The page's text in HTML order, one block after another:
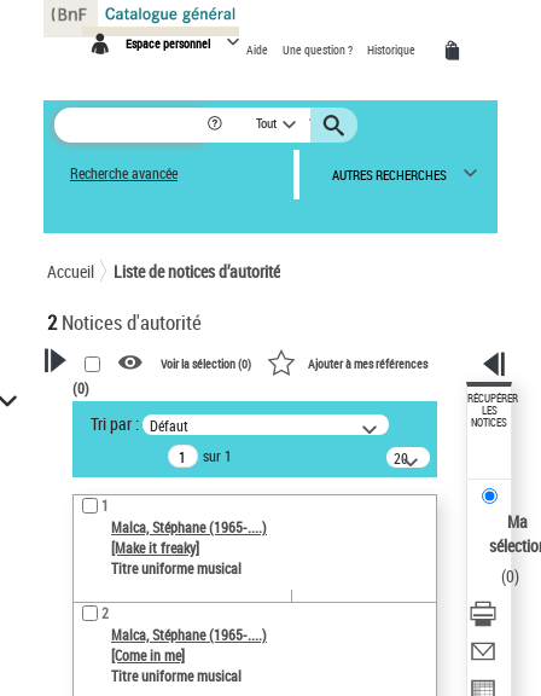
Espace personnel Aide Une question ? Historique
Tout
Recherche avancée AUTRES RECHERCHES
Accueil Liste de notices d’autorité
2Notices d'autorité
VOTRE RECHERCHE
Recherche avancée dans les
notices d’autorité
Œuvres liées à l'auteur :
Malca, Stéphane (1965-....)
Type de notice d'autorité
Titre uniforme musical
ne s'applique pas
Voir la sélection (0) Ajouter à mes références
(0)
Tri par : Défaut
sur 1
20
résultats/page
1
Malca, Stéphane (1965-....)
[Make it freaky]
Titre uniforme musical
2
Malca, Stéphane (1965-....)
[Come in me]
Titre uniforme musical
RÉCUPÉRER
LES
NOTICES
Ma
(0)
Panneau de gestion des cookies